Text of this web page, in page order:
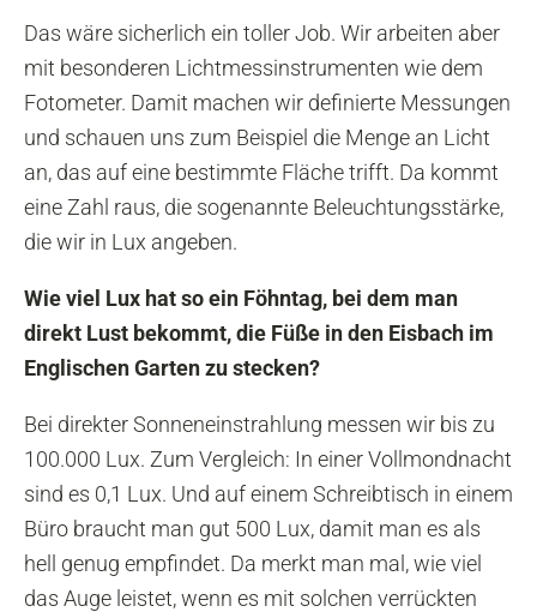
Das wäre sicherlich ein toller Job. Wir arbeiten aber
mit besonderen Lichtmessinstrumenten wie dem
Fotometer. Damit machen wir definierte Messungen
und schauen uns zum Beispiel die Menge an Licht
an, das auf eine bestimmte Fläche trifft. Da kommt
eine Zahl raus, die sogenannte Beleuchtungsstärke,
die wir in Lux angeben.
Wie viel Lux hat so ein Föhntag, bei dem man
direkt Lust bekommt, die Füße in den Eisbach im
Englischen Garten zu stecken?
Bei direkter Sonneneinstrahlung messen wir bis zu
100.000 Lux. Zum Vergleich: In einer Vollmondnacht
sind es 0,1 Lux. Und auf einem Schreibtisch in einem
Büro braucht man gut 500 Lux, damit man es als
hell genug empfindet. Da merkt man mal, wie viel
das Auge leistet, wenn es mit solchen verrückten